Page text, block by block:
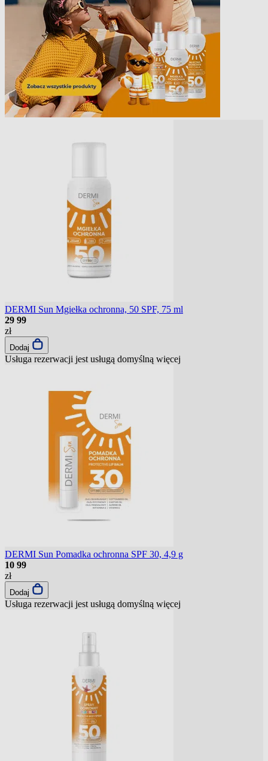
DERMI Sun Mgiełka ochronna, 50 SPF, 75 ml
29 99
zł
Dodaj
Usługa rezerwacji jest usługą domyślną więcej
DERMI Sun Pomadka ochronna SPF 30, 4,9 g
10 99
zł
Dodaj
Usługa rezerwacji jest usługą domyślną więcej